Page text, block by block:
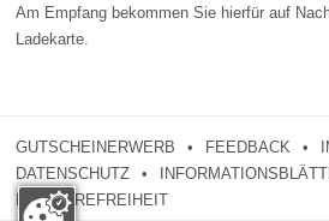
Am Empfang bekommen Sie hierfür auf
Ladekarte.
GUTSCHEINERWERB FEEDBACK
DATENSCHUTZ
BARRIEREFREIHEIT